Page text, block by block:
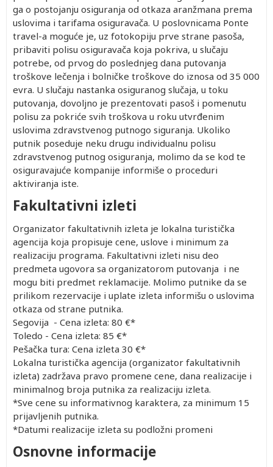
ga o postojanju osiguranja od otkaza aranžmana prema
uslovima i tarifama osiguravača. U poslovnicama Ponte
travel-a moguće je, uz fotokopiju prve strane pasoša,
pribaviti polisu osiguravača koja pokriva, u slučaju
potrebe, od prvog do poslednjeg dana putovanja
troškove lečenja i bolničke troškove do iznosa od 35 000
evra. U slučaju nastanka osiguranog slučaja, u toku
putovanja, dovoljno je prezentovati pasoš i pomenutu
polisu za pokriće svih troškova u roku utvrđenim
uslovima zdravstvenog putnogo siguranja. Ukoliko
putnik poseduje neku drugu individualnu polisu
zdravstvenog putnog osiguranja, molimo da se kod te
osiguravajuće kompanije informiše o proceduri
aktiviranja iste.
Fakultativni izleti
Organizator fakultativnih izleta je lokalna turistička
agencija koja propisuje cene, uslove i minimum za
realizaciju programa. Fakultativni izleti nisu deo
predmeta ugovora sa organizatorom putovanja i ne
mogu biti predmet reklamacije. Molimo putnike da se
prilikom rezervacije i uplate izleta informišu o uslovima
otkaza od strane putnika.
Segovija - Cena izleta: 80 €*
Toledo - Cena izleta: 85 €*
Pešačka tura: Cena izleta 30 €*
Lokalna turistička agencija (organizator fakultativnih
izleta) zadržava pravo promene cene, dana realizacije i
minimalnog broja putnika za realizaciju izleta.
*Sve cene su informativnog karaktera, za minimum 15
prijavljenih putnika.
*Datumi realizacije izleta su podložni promeni
Osnovne informacije